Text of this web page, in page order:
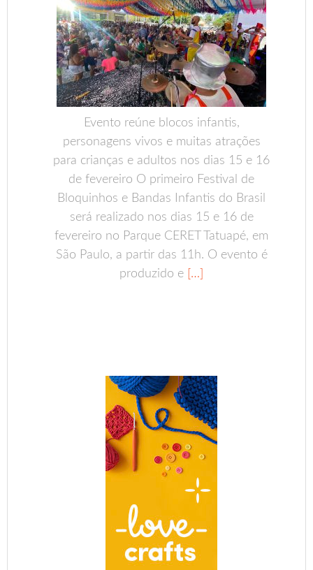
Evento reúne blocos infantis,
personagens vivos e muitas atrações
para crianças e adultos nos dias 15 e 16
de fevereiro O primeiro Festival de
Bloquinhos e Bandas Infantis do Brasil
será realizado nos dias 15 e 16 de
fevereiro no Parque CERET Tatuapé, em
São Paulo, a partir das 11h. O evento é
produzido e […]